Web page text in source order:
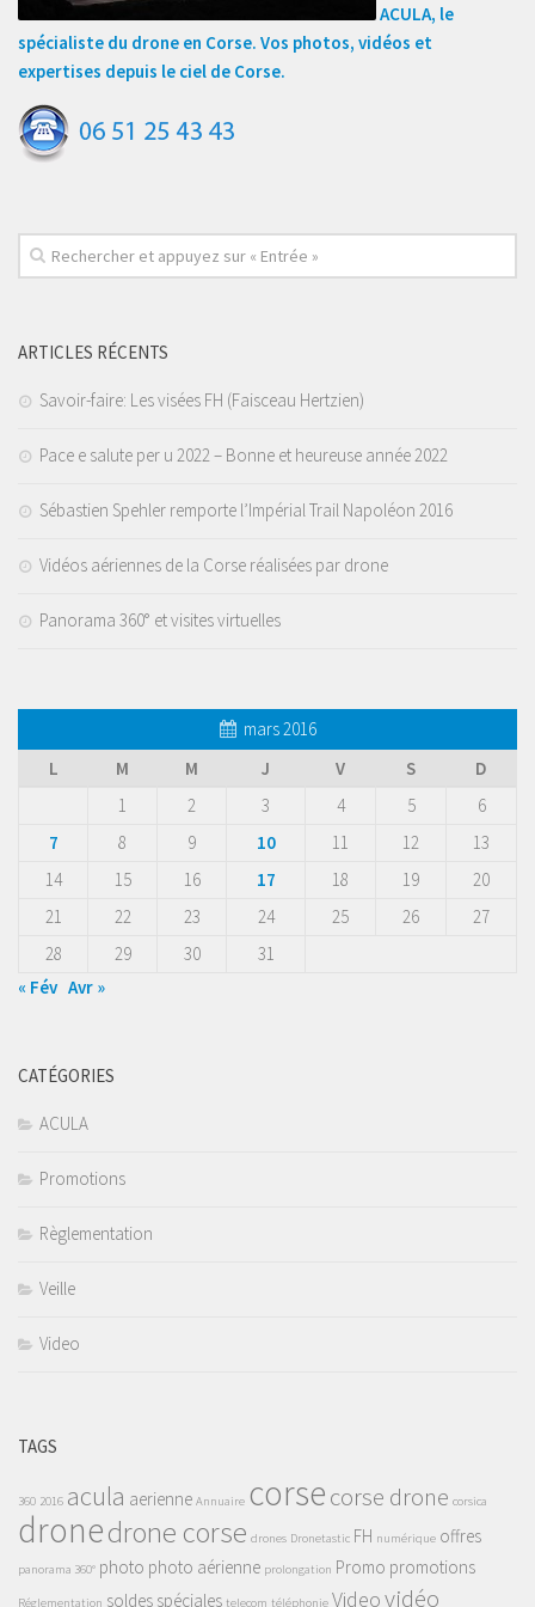
ACULA, le
spécialiste du drone en Corse. Vos photos, vidéos et
expertises depuis le ciel de Corse.
ARTICLES RÉCENTS
Savoir-faire: Les visées FH (Faisceau Hertzien)
Pace e salute per u 2022 – Bonne et heureuse année 2022
Sébastien Spehler remporte l’Impérial Trail Napoléon 2016
Vidéos aériennes de la Corse réalisées par drone
Panorama 360° et visites virtuelles
mars 2016
L
M M J V S
D
1
2 3 4 5
6
7
8 9 10 11 12
13
14
15 16 17 18 19
20
21
22 23 24 25 26
27
28
29 30
31
« Fév Avr »
CATÉGORIES
ACULA
Promotions
Règlementation
Veille
Video
TAGS
360 2016 acula aerienne Annuaire corsecorse drone corsica
dronedrone corse drones Dronetastic FH numérique offres
panorama 360° photo photo aérienne prolongation Promo promotions
Réglementation soldes spéciales telecom téléphonie Videovidéo